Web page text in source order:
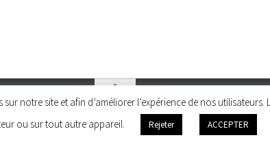
notre site et afin d’améliorer l’expérience de nos
ou sur tout autre appareil.
Rejeter ACCEPTER